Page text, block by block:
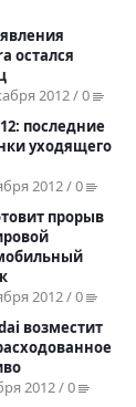
остался
2012 / 0
последние
уходящего
2012 / 0
прорыв
2012 / 0
возместит
2012 / 0